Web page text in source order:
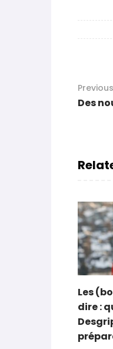
Previous
Des
Les
dire :